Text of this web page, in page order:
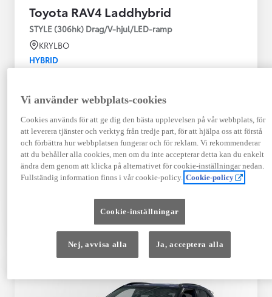
Toyota RAV4 Laddhybrid
STYLE (306hk) Drag/V-hjul/LED-ramp
KRYLBO
HYBRID
09-2023
Hybrid Bensin
Automat
Visa mer
409 900 kr
Från 4 920 kr/mån
Kontakta återförsäljare
Vi använder webbplats-cookies
Cookies används för att ge dig den bästa upplevelsen på vår webbplats, för
att leverera tjänster och verktyg från tredje part, för att hjälpa oss att förstå
och förbättra hur webbplatsen fungerar och för reklam. Vi rekommenderar
att du behåller alla cookies, men om du inte accepterar detta kan du enkelt
ändra dem genom att klicka på alternativet för cookie-inställningar nedan.
Fullständig information finns i vår cookie-policy. Cookie-policy
Cookie-inställningar
Nej, avvisa alla Ja, acceptera alla